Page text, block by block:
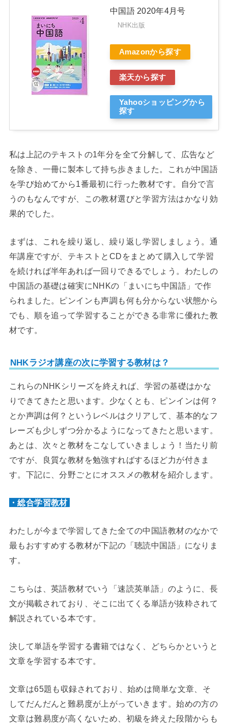
中国語 2020年4月号
NHK出版
Amazonから探す
楽天から探す
Yahooショッピングから
探す
私は上記のテキストの1年分を全て分解して、広告など
を除き、一冊に製本して持ち歩きました。これが中国語
を学び始めてから1番最初に行った教材です。自分で言
うのもなんですが、この教材選びと学習方法はかなり効
果的でした。
まずは、これを繰り返し、繰り返し学習しましょう。通
年講座ですが、テキストとCDをまとめて購入して学習
を続ければ半年あれば一回りできるでしょう。わたしの
中国語の基礎は確実にNHKの「まいにち中国語」で作
られました。ピンインも声調も何も分からない状態から
でも、順を追って学習することができる非常に優れた教
材です。
NHKラジオ講座の次に学習する教材は？
これらのNHKシリーズを終えれば、学習の基礎はかな
りできてきたと思います。少なくとも、ピンインは何？
とか声調は何？というレベルはクリアして、基本的なフ
レーズも少しずつ分かるようになってきたと思います。
あとは、次々と教材をこなしていきましょう！当たり前
ですが、良質な教材を勉強すればするほど力が付きま
す。下記に、分野ごとにオススメの教材を紹介します。
・総合学習教材
わたしが今まで学習してきた全ての中国語教材のなかで
最もおすすめする教材が下記の「聴読中国語」になりま
す。
こちらは、英語教材でいう「速読英単語」のように、長
文が掲載されており、そこに出てくる単語が抜粋されて
解説されている本です。
決して単語を学習する書籍ではなく、どちらかというと
文章を学習する本です。
文章は65題も収録されており、始めは簡単な文章、そ
してだんだんと難易度が上がっていきます。始めの方の
文章は難易度が高くないため、初級を終えた段階からも